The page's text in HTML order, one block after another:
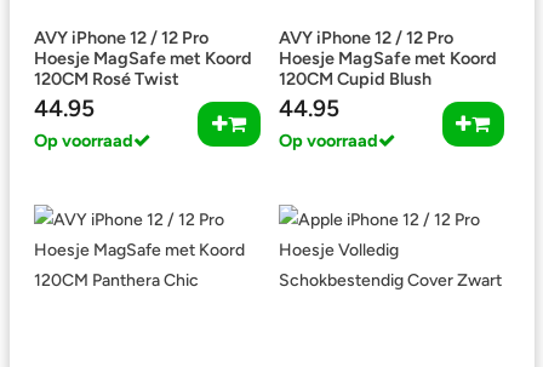
AVY iPhone 12 / 12 Pro
Hoesje MagSafe met Koord
120CM Rosé Twist
44.95
Op voorraad
AVY iPhone 12 / 12 Pro
Hoesje MagSafe met Koord
120CM Cupid Blush
44.95
Op voorraad